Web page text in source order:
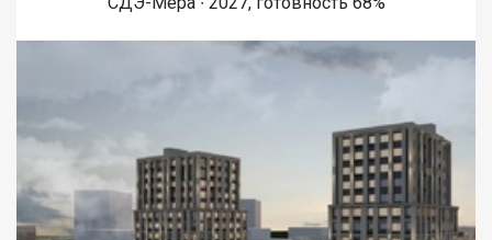
супермаркетов, аптек, кафе и ресторанов, что делает жизнь
недвижимость через АН Самолет ПЛЮС, Вы получаете: ю